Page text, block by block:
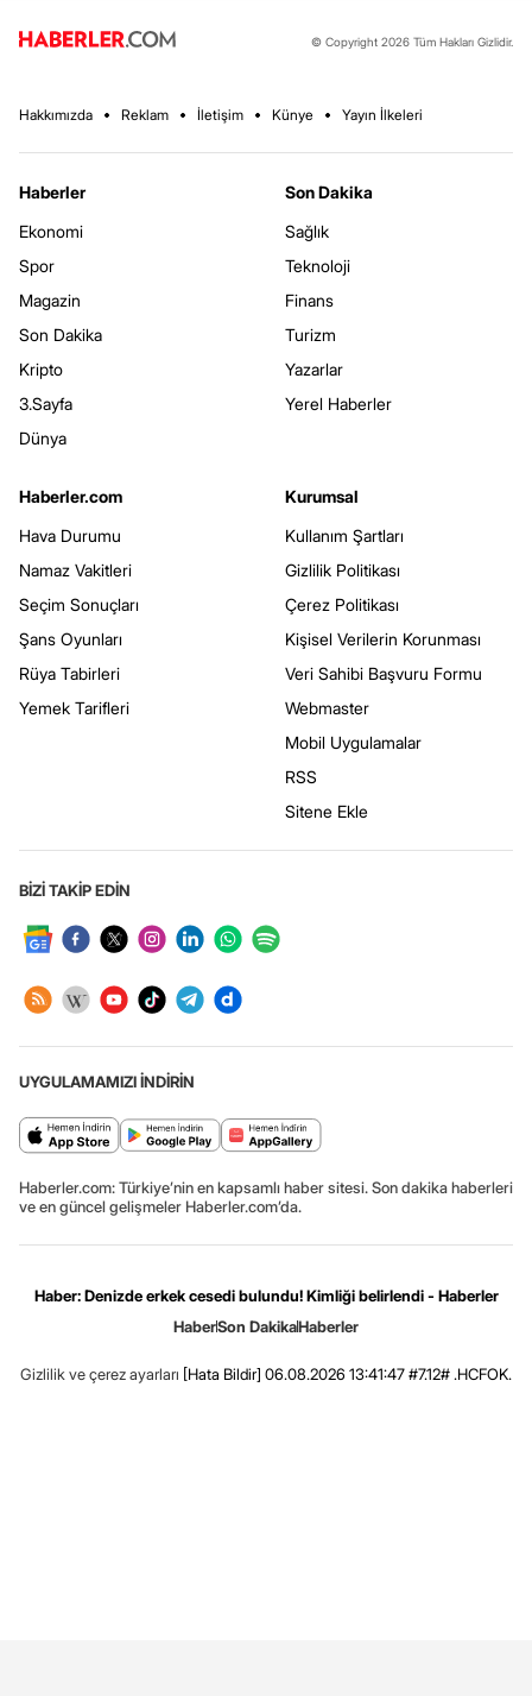
© Copyright 2026 Tüm Hakları Gizlidir.
Hakkımızda Reklam İletişim Künye Yayın İlkeleri
Haberler
Ekonomi
Spor
Magazin
Son Dakika
Kripto
3.Sayfa
Dünya
Son Dakika
Sağlık
Teknoloji
Finans
Turizm
Yazarlar
Yerel Haberler
Haberler.com
Hava Durumu
Namaz Vakitleri
Seçim Sonuçları
Şans Oyunları
Rüya Tabirleri
Yemek Tarifleri
Kurumsal
Kullanım Şartları
Gizlilik Politikası
Çerez Politikası
Kişisel Verilerin Korunması
Veri Sahibi Başvuru Formu
Webmaster
Mobil Uygulamalar
RSS
Sitene Ekle
BİZİ TAKİP EDİN
UYGULAMAMIZI İNDİRİN
Haberler.com: Türkiye’nin en kapsamlı haber sitesi. Son dakika haberleri
ve en güncel gelişmeler Haberler.com’da.
Haber: Denizde erkek cesedi bulundu! Kimliği belirlendi - Haberler
HaberSon DakikaHaberler
Gizlilik ve çerez ayarları [Hata Bildir] 06.08.2026 13:41:47 #7.12# .HCFOK.